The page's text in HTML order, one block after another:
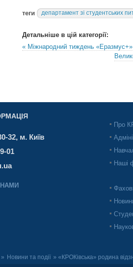
теги департамент зі студентських
Детальніше в цій категорії:
« Міжнародний тиждень «Еразмус+»
32, м. Київ
01
Про
Наші
» Новини та події » «КРОКівська» родина